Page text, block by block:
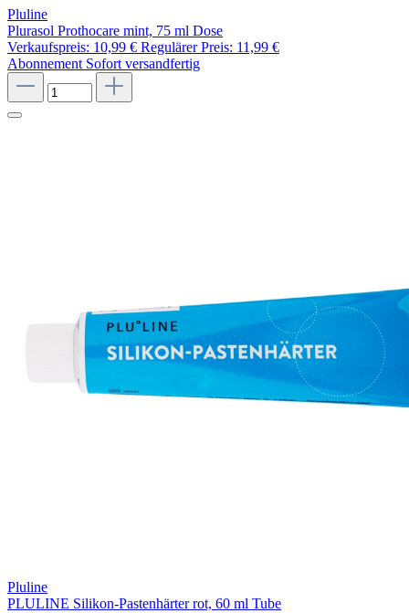
Pluline
Plurasol Prothocare mint, 75 ml Dose
Verkaufspreis: 10,99 € Regulärer Preis: 11,99 €
Abonnement Sofort versandfertig
Pluline
PLULINE Silikon-Pastenhärter rot, 60 ml Tube